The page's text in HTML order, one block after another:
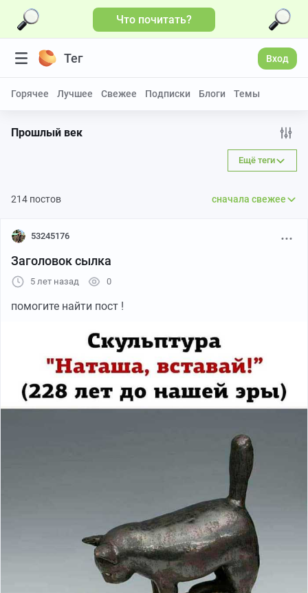
Что почитать?
Тег Вход
Горячее Лучшее Свежее Подписки Блоги Темы
Прошлый век
Ещё теги
214 постов сначала свежее
53245176
Заголовок сылка
5 лет назад 0
помогите найти пост !